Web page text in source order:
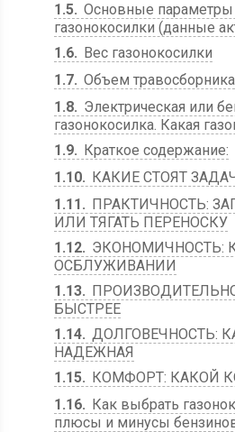
1.5 Основные
газонокосилки (данные
1.6
Вес газонокосилки
1.7 Объем травосборника
1.8
Электрическая или
газонокосилка. Какая
1.9
Краткое содержание:
1.10
КАКИЕ СТОЯТ
1.11
ПРАКТИЧНОСТЬ:
ИЛИ ТЯГАТЬ ПЕРЕНОСКУ
1.12
ЭКОНОМИЧНОСТЬ:
ОСБЛУЖИВАНИИ
1.13
БЫСТРЕЕ
1.14 ДОЛГОВЕЧНОСТЬ:
НАДЕЖНАЯ
1.15
КОМФОРТ: КАКОЙ
1.16
Как выбрать
плюсы и минусы